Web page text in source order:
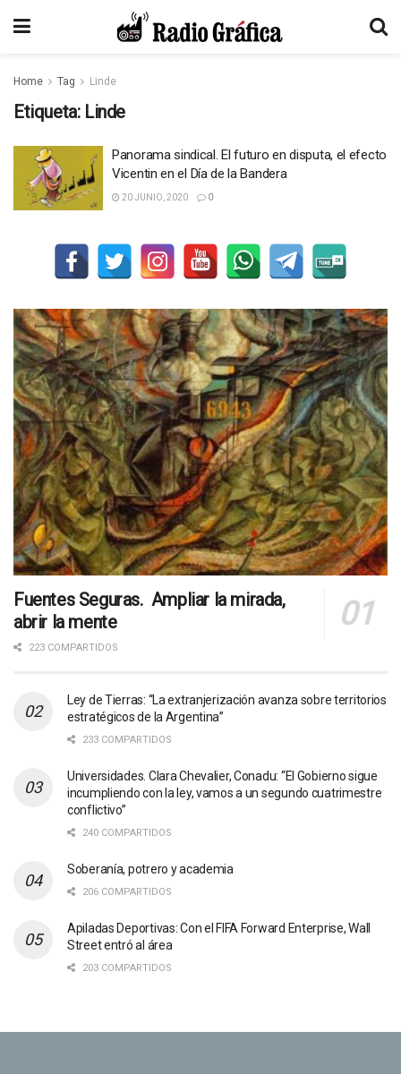
Home Tag Linde
Etiqueta: Linde
Panorama sindical. El futuro en disputa, el efecto
Vicentin en el Día de la Bandera
20 JUNIO, 2020 0
Fuentes Seguras. Ampliar la mirada,
abrir la mente
223 COMPARTIDOS
Ley de Tierras: “La extranjerización avanza sobre territorios
estratégicos de la Argentina”
233 COMPARTIDOS
Universidades. Clara Chevalier, Conadu: “El Gobierno sigue
incumpliendo con la ley, vamos a un segundo cuatrimestre
conflictivo”
240 COMPARTIDOS
Soberanía, potrero y academia
206 COMPARTIDOS
Apiladas Deportivas: Con el FIFA Forward Enterprise, Wall
Street entró al área
203 COMPARTIDOS